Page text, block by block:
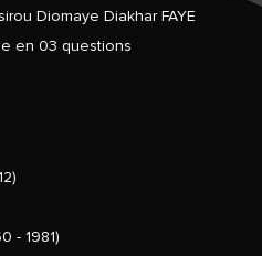
Diomaye Diakhar FAYE
en 03 questions
- 1981)